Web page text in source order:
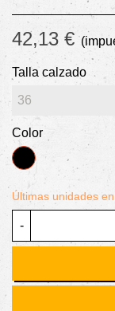
42,13 €
Talla calzado
Color
NEGRO
Últimas unidades
-